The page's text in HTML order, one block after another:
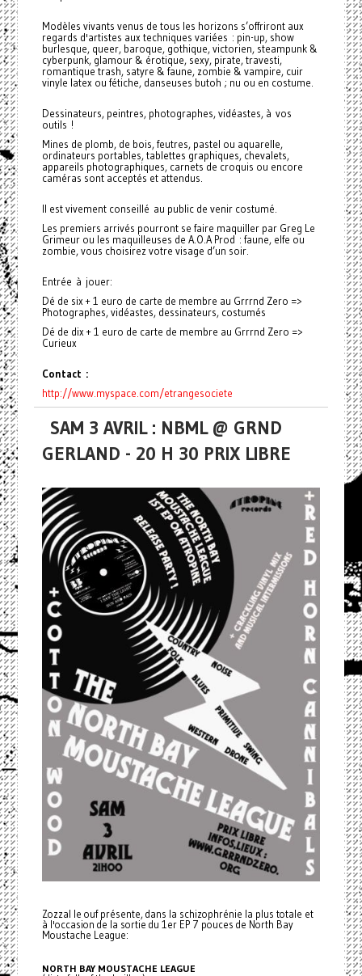
Modèles vivants venus de tous les horizons s’offriront aux
regards d'artistes aux techniques variées : pin-up, show
burlesque, queer, baroque, gothique, victorien, steampunk &
cyberpunk, glamour & érotique, sexy, pirate, travesti,
romantique trash, satyre & faune, zombie & vampire, cuir
vinyle latex ou fétiche, danseuses butoh ; nu ou en costume.
Dessinateurs, peintres, photographes, vidéastes, à vos
outils !
Mines de plomb, de bois, feutres, pastel ou aquarelle,
ordinateurs portables, tablettes graphiques, chevalets,
appareils photographiques, carnets de croquis ou encore
caméras sont acceptés et attendus.
Il est vivement conseillé au public de venir costumé.
Les premiers arrivés pourront se faire maquiller par Greg Le
Grimeur ou les maquilleuses de A.O.A Prod : faune, elfe ou
zombie, vous choisirez votre visage d’un soir.
Entrée à jouer:
Dé de six + 1 euro de carte de membre au Grrrnd Zero =>
Photographes, vidéastes, dessinateurs, costumés
Dé de dix + 1 euro de carte de membre au Grrrnd Zero =>
Curieux
Contact :
http://www.myspace.com/etrangesociete
SAM 3 AVRIL : NBML @ GRND
GERLAND - 20 H 30 PRIX LIBRE
Zozzal le ouf présente, dans la schizophrénie la plus totale et
à l'occasion de la sortie du 1er EP 7 pouces de North Bay
Moustache League:
NORTH BAY MOUSTACHE LEAGUE